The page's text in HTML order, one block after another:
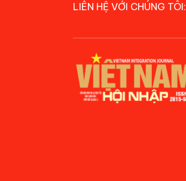
LIÊN HỆ VỚI CHÚNG TÔI: